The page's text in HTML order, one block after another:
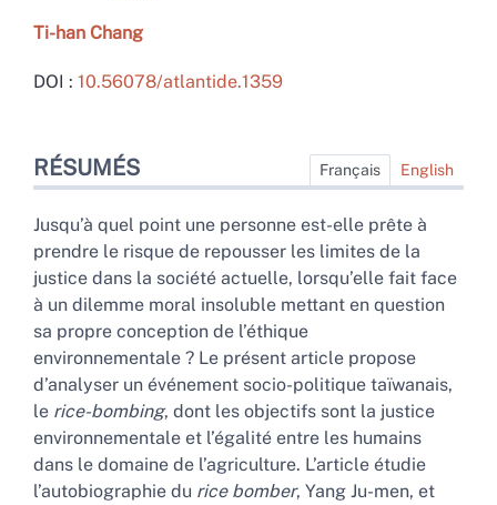
Ti-han Chang
DOI : 10.56078/atlantide.1359
Index
Plan
Texte intégral
Bibliographie
Notes
Citer cet article
Auteur
RÉSUMÉS Français English
Jusqu’à quel point une personne est-elle prête à
prendre le risque de repousser les limites de la
justice dans la société actuelle, lorsqu’elle fait face
à un dilemme moral insoluble mettant en question
sa propre conception de l’éthique
environnementale ? Le présent article propose
d’analyser un événement socio-politique taïwanais,
le rice-bombing, dont les objectifs sont la justice
environnementale et l’égalité entre les humains
dans le domaine de l’agriculture. L’article étudie
l’autobiographie du rice bomber, Yang Ju-men, et